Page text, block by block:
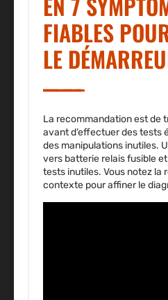
FIABLES
LE
La recommandation est de
avant d’effectuer des tests
des manipulations inutiles.
vers batterie relais fusible
tests inutiles. Vous notez la
contexte pour affiner le